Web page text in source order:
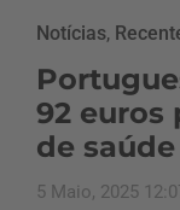
Notícias,
92 euros
de saúde
5 Maio, 2025